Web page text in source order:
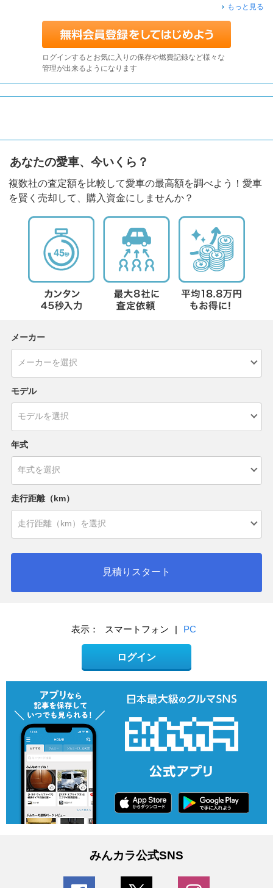
もっと見る
ログインするとお気に入りの保存や燃費記録など様々な
管理が出来るようになります
あなたの愛車、今いくら？
複数社の査定額を比較して愛車の最高額を調べよう！愛車
を賢く売却して、購入資金にしませんか？
メーカー
モデル
年式
走行距離（km）
見積りスタート
表示： スマートフォン | PC
ログイン
みんカラ公式SNS